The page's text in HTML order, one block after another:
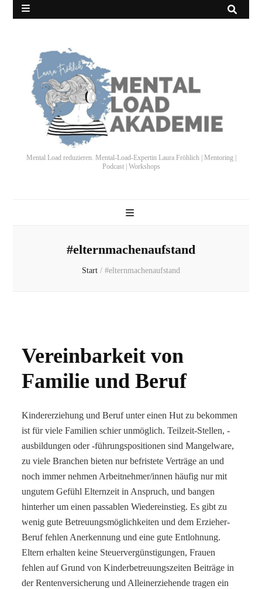
Mental Load reduzieren. Mental-Load-Expertin Laura Fröhlich | Mentoring |
Podcast | Workshops
#elternmachenaufstand
Start / #elternmachenaufstand
Vereinbarkeit von
Familie und Beruf
Kindererziehung und Beruf unter einen Hut zu bekommen
ist für viele Familien schier unmöglich. Teilzeit-Stellen, -
ausbildungen oder -führungspositionen sind Mangelware,
zu viele Branchen bieten nur befristete Verträge an und
noch immer nehmen Arbeitnehmer/innen häufig nur mit
ungutem Gefühl Elternzeit in Anspruch, und bangen
hinterher um einen passablen Wiedereinstieg. Es gibt zu
wenig gute Betreuungsmöglichkeiten und dem Erzieher-
Beruf fehlen Anerkennung und eine gute Entlohnung.
Eltern erhalten keine Steuervergünstigungen, Frauen
fehlen auf Grund von Kinderbetreuungszeiten Beiträge in
der Rentenversicherung und Alleinerziehende tragen ein